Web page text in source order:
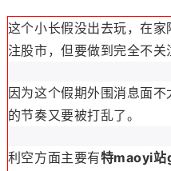
这个小长假没出去玩，在
注股市，但要做到完全不关
因为这个假期外围消息面
的节奏又要被打乱了。
利空方面主要有特maoyi站